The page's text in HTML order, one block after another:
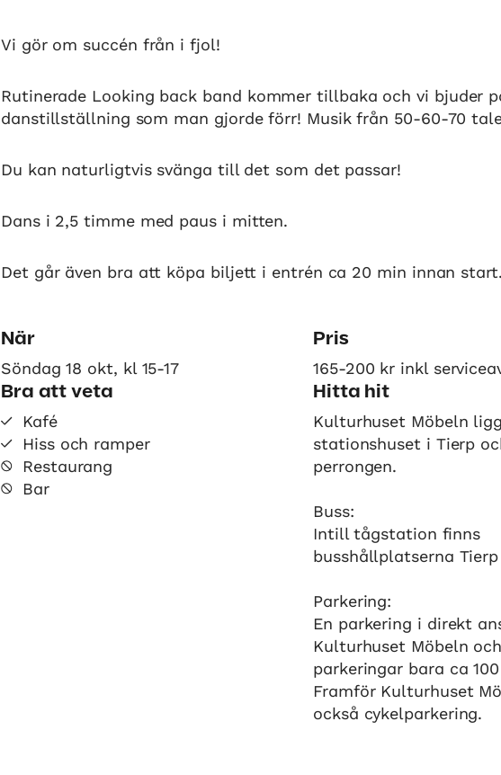
Vi gör om succén från i fjol!
Rutinerade Looking back band kommer tillbaka och vi bjuder
danstillställning som man gjorde förr! Musik från 50-60-70
Du kan naturligtvis svänga till det som det passar!
Dans i 2,5 timme med paus i mitten.
Det går även bra att köpa biljett i entrén ca 20 min innan start.
När
Söndag 18 okt, kl 15-17
Pris
165-200 kr inkl
Bra att veta
Kafé
Hiss och ramper
Restaurang
Bar
Hitta hit
Kulturhuset Möbeln
stationshuset i Tierp
perrongen.
Buss:
Intill tågstation finns
busshållplatserna
Parkering:
En parkering i direkt
Kulturhuset Möbeln
parkeringar bara ca
Framför Kulturhuset
också cykelparkering.